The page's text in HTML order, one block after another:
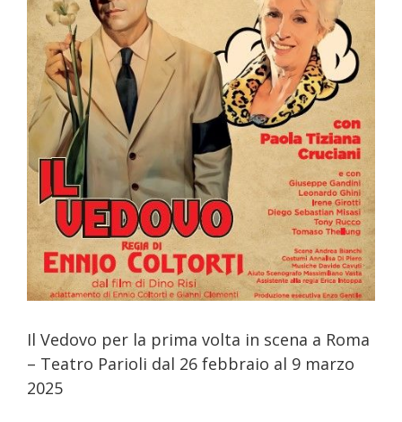
Il Vedovo per la prima volta in scena a Roma
– Teatro Parioli dal 26 febbraio al 9 marzo
2025